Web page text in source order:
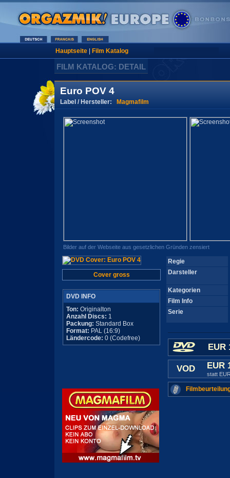
Hauptseite| Film Katalog
FILM KATALOG: DETAIL
Euro POV 4
Label / Hersteller: Magmafilm
Bilder auf der Webseite aus gesetzlichen Gründen zensiert
Cover gross
DVD INFO
Ton: Originalton
Anzahl Discs: 1
Packung: Standard Box
Format: PAL (16:9)
Ländercode: 0 (Codefree)
Regie
Darsteller
Kategorien
Film Info
Serie
EUR
VOD EUR
statt